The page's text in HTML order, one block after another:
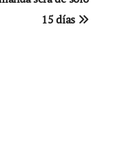
15 días